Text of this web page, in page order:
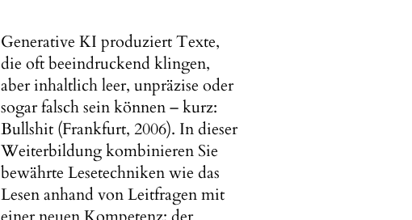
Generative KI produziert Texte,
die oft beeindruckend klingen,
aber inhaltlich leer, unpräzise oder
sogar falsch sein können – kurz:
Bullshit (Frankfurt, 2006). In dieser
Weiterbildung kombinieren Sie
bewährte Lesetechniken wie das
Lesen anhand von Leitfragen mit